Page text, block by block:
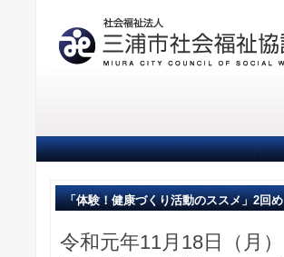
「体験！健康づくり活動のススメ」2回め
令和元年11月18日（月）